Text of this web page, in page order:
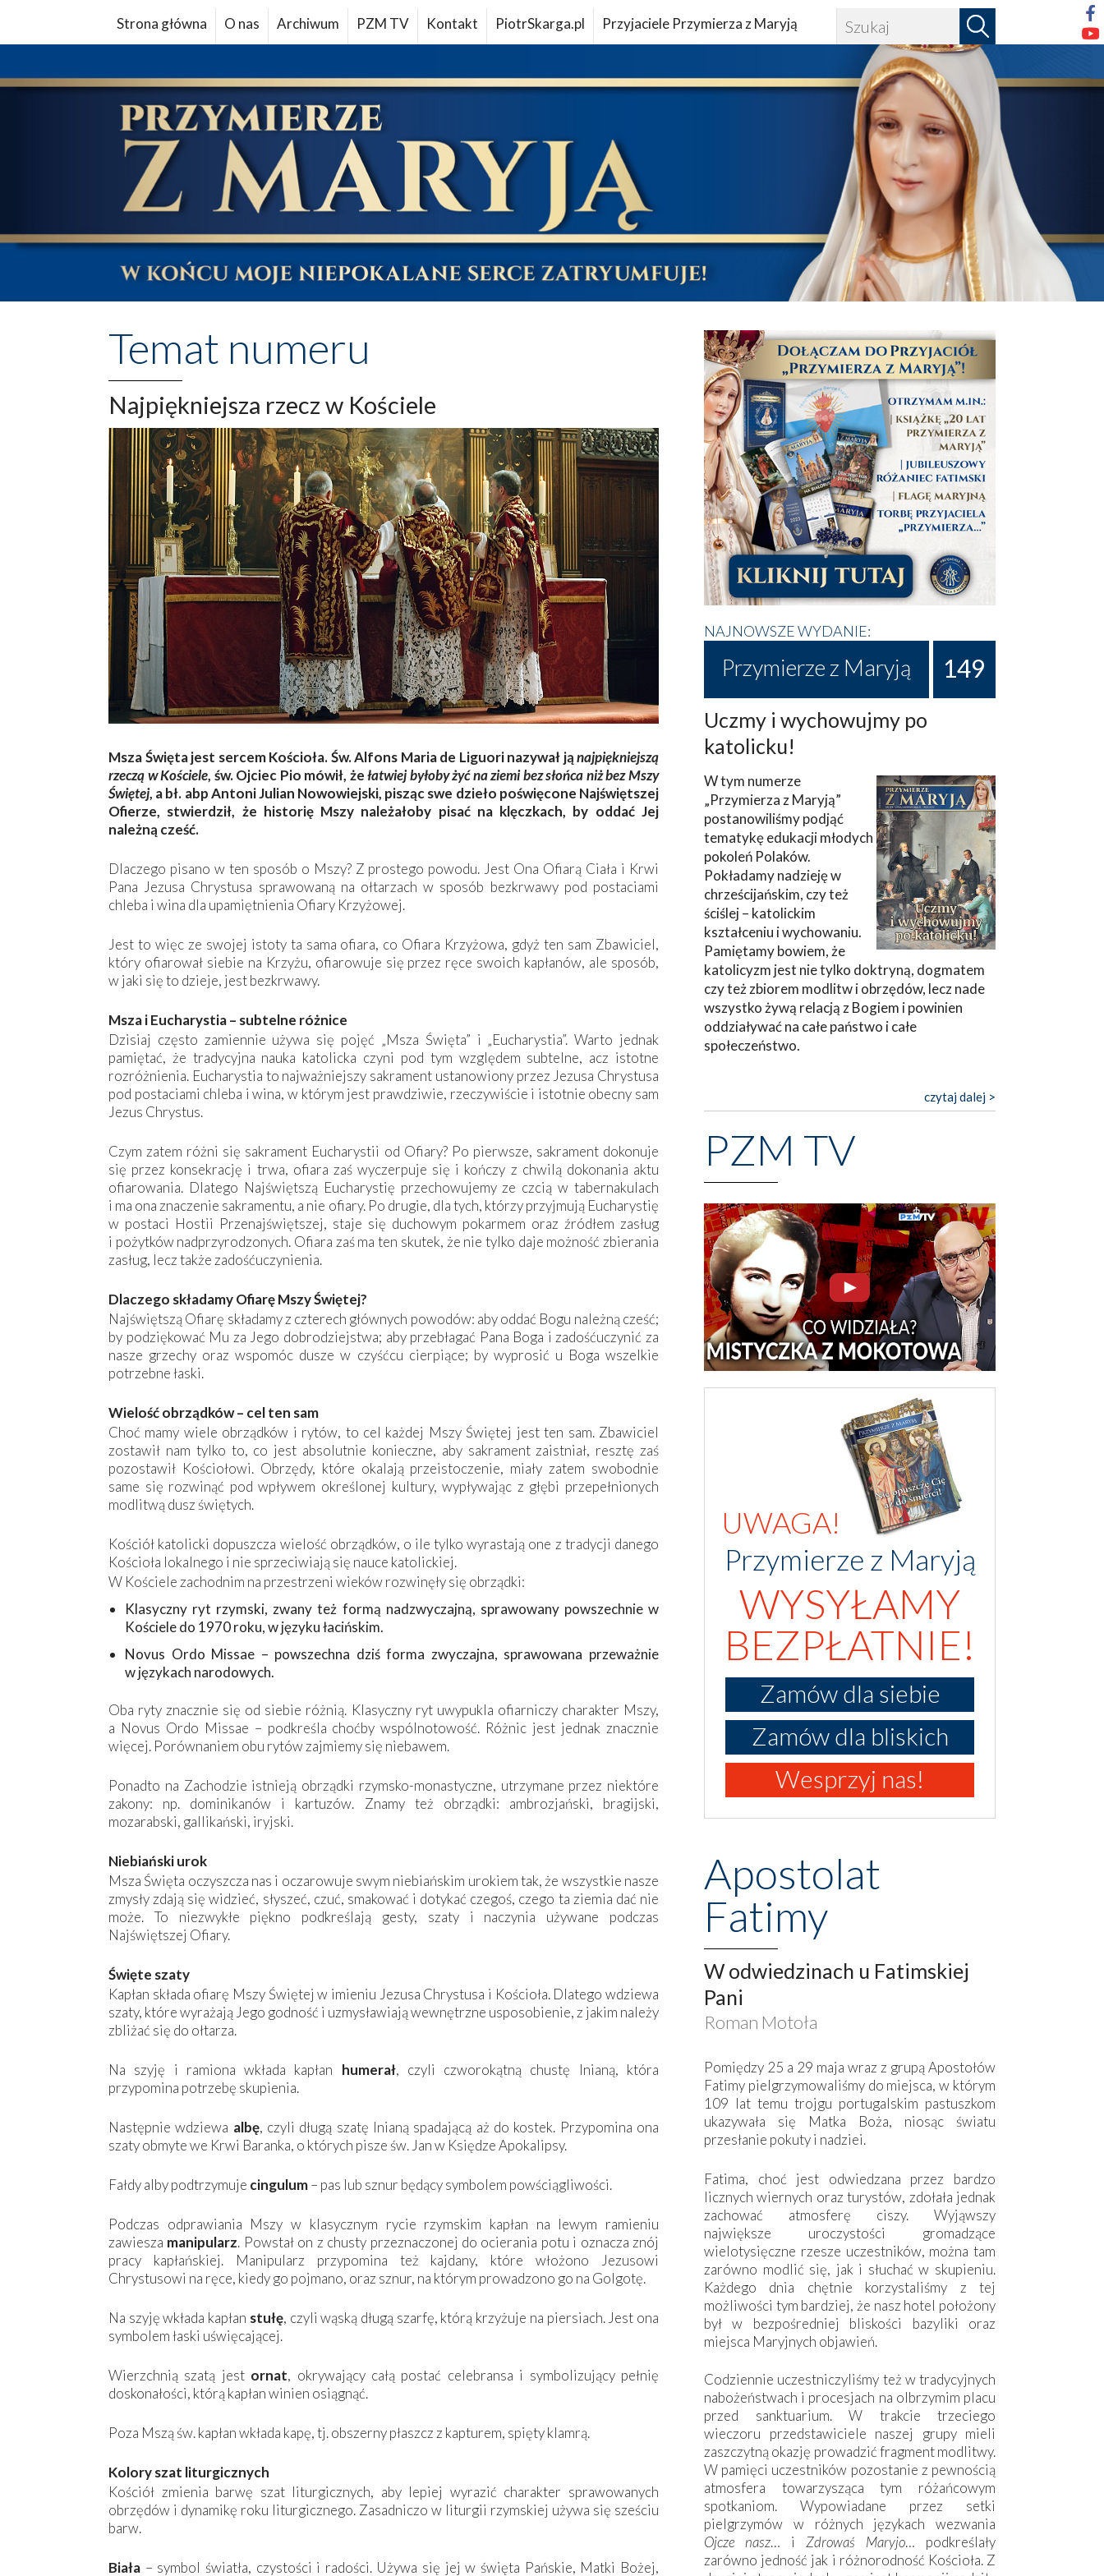
Strona główna O nas Archiwum PZM TV Kontakt PiotrSkarga.pl Przyjaciele Przymierza z Maryją
Temat numeru
Najpiękniejsza rzecz w Kościele
Msza Święta jest sercem Kościoła. Św. Alfons Maria de Liguori nazywał jąnajpiękniejszą
rzeczą w Kościele, św. Ojciec Pio mówił, żełatwiej byłoby żyć na ziemi bez słońca niż bez Mszy
Świętej, a bł. abp Antoni Julian Nowowiejski, pisząc swe dzieło poświęcone Najświętszej
Ofierze, stwierdził, że historię Mszy należałoby pisać na klęczkach, by oddać Jej
należną cześć.
Dlaczego pisano w ten sposób o Mszy? Z prostego powodu. Jest Ona Ofiarą Ciała i Krwi
Pana Jezusa Chrystusa sprawowaną na ołtarzach w sposób bezkrwawy pod postaciami
chleba i wina dla upamiętnienia Ofiary Krzyżowej.
Jest to więc ze swojej istoty ta sama ofiara, co Ofiara Krzyżowa, gdyż ten sam Zbawiciel,
który ofiarował siebie na Krzyżu, ofiarowuje się przez ręce swoich kapłanów, ale sposób,
w jaki się to dzieje, jest bezkrwawy.
Msza i Eucharystia – subtelne różnice
Dzisiaj często zamiennie używa się pojęć „Msza Święta” i „Eucharystia”. Warto jednak
pamiętać, że tradycyjna nauka katolicka czyni pod tym względem subtelne, acz istotne
rozróżnienia. Eucharystia to najważniejszy sakrament ustanowiony przez Jezusa Chrystusa
pod postaciami chleba i wina, w którym jest prawdziwie, rzeczywiście i istotnie obecny sam
Jezus Chrystus.
Czym zatem różni się sakrament Eucharystii od Ofiary? Po pierwsze, sakrament dokonuje
się przez konsekrację i trwa, ofiara zaś wyczerpuje się i kończy z chwilą dokonania aktu
ofiarowania. Dlatego Najświętszą Eucharystię przechowujemy ze czcią w tabernakulach
i ma ona znaczenie sakramentu, a nie ofiary. Po drugie, dla tych, którzy przyjmują Eucharystię
w postaci Hostii Przenajświętszej, staje się duchowym pokarmem oraz źródłem zasług
i pożytków nadprzyrodzonych. Ofiara zaś ma ten skutek, że nie tylko daje możność zbierania
zasług, lecz także zadośćuczynienia.
Dlaczego składamy Ofiarę Mszy Świętej?
Najświętszą Ofiarę składamy z czterech głównych powodów: aby oddać Bogu należną cześć;
by podziękować Mu za Jego dobrodziejstwa; aby przebłagać Pana Boga i zadośćuczynić za
nasze grzechy oraz wspomóc dusze w czyśćcu cierpiące; by wyprosić u Boga wszelkie
potrzebne łaski.
Wielość obrządków – cel ten sam
Choć mamy wiele obrządków i rytów, to cel każdej Mszy Świętej jest ten sam. Zbawiciel
zostawił nam tylko to, co jest absolutnie konieczne, aby sakrament zaistniał, resztę zaś
pozostawił Kościołowi. Obrzędy, które okalają przeistoczenie, miały zatem swobodnie
same się rozwinąć pod wpływem określonej kultury, wypływając z głębi przepełnionych
modlitwą dusz świętych.
Kościół katolicki dopuszcza wielość obrządków, o ile tylko wyrastają one z tradycji danego
Kościoła lokalnego i nie sprzeciwiają się nauce katolickiej.
W Kościele zachodnim na przestrzeni wieków rozwinęły się obrządki:
Klasyczny ryt rzymski, zwany też formą nadzwyczajną, sprawowany powszechnie w
Kościele do 1970 roku, w języku łacińskim.
Novus Ordo Missae – powszechna dziś forma zwyczajna, sprawowana przeważnie
w językach narodowych.
Oba ryty znacznie się od siebie różnią. Klasyczny ryt uwypukla ofiarniczy charakter Mszy,
a Novus Ordo Missae – podkreśla choćby wspólnotowość. Różnic jest jednak znacznie
więcej. Porównaniem obu rytów zajmiemy się niebawem.
Ponadto na Zachodzie istnieją obrządki rzymsko-monastyczne, utrzymane przez niektóre
zakony: np. dominikanów i kartuzów. Znamy też obrządki: ambrozjański, bragijski,
mozarabski, gallikański, iryjski.
Niebiański urok
Msza Święta oczyszcza nas i oczarowuje swym niebiańskim urokiem tak, że wszystkie nasze
zmysły zdają się widzieć, słyszeć, czuć, smakować i dotykać czegoś, czego ta ziemia dać nie
może. To niezwykłe piękno podkreślają gesty, szaty i naczynia używane podczas
Najświętszej Ofiary.
Święte szaty
Kapłan składa ofiarę Mszy Świętej w imieniu Jezusa Chrystusa i Kościoła. Dlatego wdziewa
szaty, które wyrażają Jego godność i uzmysławiają wewnętrzne usposobienie, z jakim należy
zbliżać się do ołtarza.
Na szyję i ramiona wkłada kapłan humerał, czyli czworokątną chustę lnianą, która
przypomina potrzebę skupienia.
Następnie wdziewa albę, czyli długą szatę lnianą spadającą aż do kostek. Przypomina ona
szaty obmyte we Krwi Baranka, o których pisze św. Jan w Księdze Apokalipsy.
Fałdy alby podtrzymuje cingulum– pas lub sznur będący symbolem powściągliwości.
Podczas odprawiania Mszy w klasycznym rycie rzymskim kapłan na lewym ramieniu
zawiesza manipularz. Powstał on z chusty przeznaczonej do ocierania potu i oznacza znój
pracy kapłańskiej. Manipularz przypomina też kajdany, które włożono Jezusowi
Chrystusowi na ręce, kiedy go pojmano, oraz sznur, na którym prowadzono go na Golgotę.
Na szyję wkłada kapłan stułę, czyli wąską długą szarfę, którą krzyżuje na piersiach. Jest ona
symbolem łaski uświęcającej.
Wierzchnią szatą jest ornat, okrywający całą postać celebransa i symbolizujący pełnię
doskonałości, którą kapłan winien osiągnąć.
Poza Mszą św. kapłan wkłada kapę, tj. obszerny płaszcz z kapturem, spięty klamrą.
Kolory szat liturgicznych
Kościół zmienia barwę szat liturgicznych, aby lepiej wyrazić charakter sprawowanych
obrzędów i dynamikę roku liturgicznego. Zasadniczo w liturgii rzymskiej używa się sześciu
barw.
Biała – symbol światła, czystości i radości. Używa się jej w święta Pańskie, Matki Bożej,
NAJNOWSZE WYDANIE:
Przymierze z Maryją 149
Uczmy i wychowujmy po
katolicku!
W tym numerze
„Przymierza z Maryją”
postanowiliśmy podjąć
tematykę edukacji młodych
pokoleń Polaków.
Pokładamy nadzieję w
chrześcijańskim, czy też
ściślej – katolickim
kształceniu i wychowaniu.
Pamiętamy bowiem, że
katolicyzm jest nie tylko doktryną, dogmatem
czy też zbiorem modlitw i obrzędów, lecz nade
wszystko żywą relacją z Bogiem i powinien
oddziaływać na całe państwo i całe
społeczeństwo.
czytaj dalej >
PZM TV
UWAGA!
Przymierze z Maryją
WYSYŁAMY
BEZPŁATNIE!
Zamów dla siebie
Zamów dla bliskich
Wesprzyj nas!
Apostolat
Fatimy
W odwiedzinach u Fatimskiej
Pani
Roman Motoła
Pomiędzy 25 a 29 maja wraz z grupą Apostołów
Fatimy pielgrzymowaliśmy do miejsca, w którym
109 lat temu trojgu portugalskim pastuszkom
ukazywała się Matka Boża, niosąc światu
przesłanie pokuty i nadziei.
Fatima, choć jest odwiedzana przez bardzo
licznych wiernych oraz turystów, zdołała jednak
zachować atmosferę ciszy. Wyjąwszy
największe uroczystości gromadzące
wielotysięczne rzesze uczestników, można tam
zarówno modlić się, jak i słuchać w skupieniu.
Każdego dnia chętnie korzystaliśmy z tej
możliwości tym bardziej, że nasz hotel położony
był w bezpośredniej bliskości bazyliki oraz
miejsca Maryjnych objawień.
Codziennie uczestniczyliśmy też w tradycyjnych
nabożeństwach i procesjach na olbrzymim placu
przed sanktuarium. W trakcie trzeciego
wieczoru przedstawiciele naszej grupy mieli
zaszczytną okazję prowadzić fragment modlitwy.
W pamięci uczestników pozostanie z pewnością
atmosfera towarzysząca tym różańcowym
spotkaniom. Wypowiadane przez setki
pielgrzymów w różnych językach wezwania
Ojcze nasz… i Zdrowaś Maryjo… podkreślały
zarówno jedność jak i różnorodność Kościoła. Z